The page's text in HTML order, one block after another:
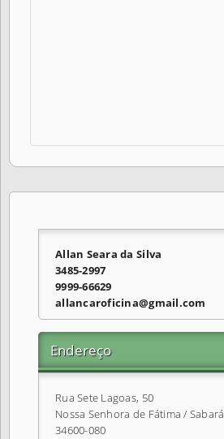
Allan Seara da Silva
3485-2997
9999-66629
allancaroficina@gmail.com
Endereço
Rua Sete Lagoas, 50
Nossa Senhora de Fátima / Sabará
34600-080